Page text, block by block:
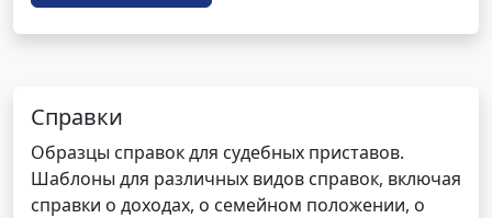
Справки
Образцы справок для судебных приставов.
Шаблоны для различных видов справок, включая
справки о доходах, о семейном положении, о